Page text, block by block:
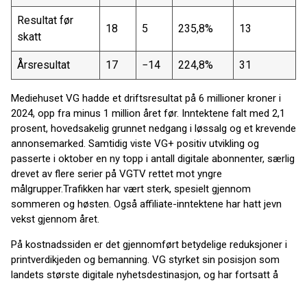
Resultat før
skatt
18 5 235,8% 13
Årsresultat 17 −14 224,8% 31
Mediehuset VG hadde et driftsresultat på 6 millioner kroner i
2024, opp fra minus 1 million året før. Inntektene falt med 2,1
prosent, hovedsakelig grunnet nedgang i løssalg og et krevende
annonsemarked. Samtidig viste VG+ positiv utvikling og
passerte i oktober en ny topp i antall digitale abonnenter, særlig
drevet av flere serier på VGTV rettet mot yngre
målgrupper.Trafikken har vært sterk, spesielt gjennom
sommeren og høsten. Også affiliate-inntektene har hatt jevn
vekst gjennom året.
På kostnadssiden er det gjennomført betydelige reduksjoner i
printverdikjeden og bemanning. VG styrket sin posisjon som
landets største digitale nyhetsdestinasjon, og har fortsatt å